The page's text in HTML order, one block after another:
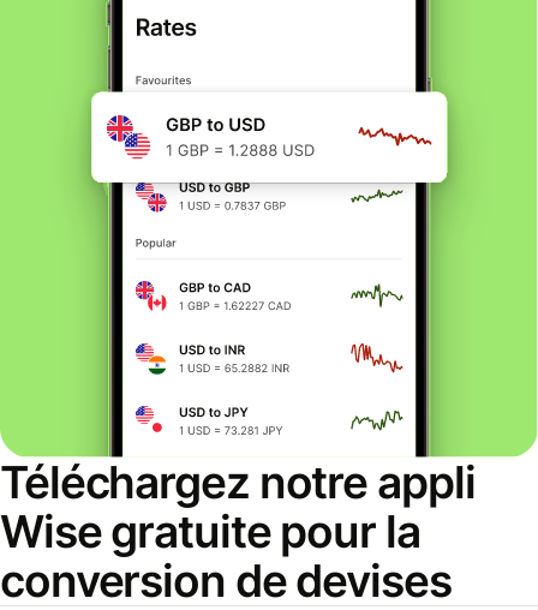
Téléchargez notre appli
Wise gratuite pour la
conversion de devises